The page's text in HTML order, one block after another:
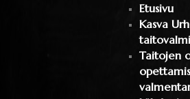
Etusivu
Kasva
Taitojen